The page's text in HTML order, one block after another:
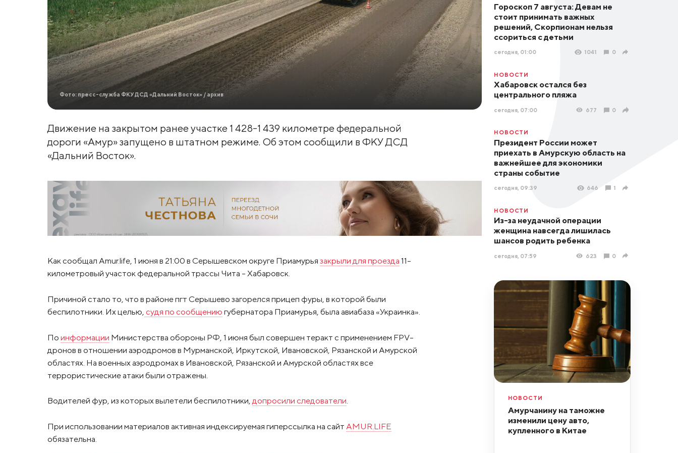
Фото: пресс-служба ФКУ ДСД «Дальний Восток» / архив
Движение на закрытом ранее участке 1 428-1 439 километре федеральной
дороги «Амур» запущено в штатном режиме. Об этом сообщили в ФКУ ДСД
«Дальний Восток».
Как сообщал Amur.life, 1 июня в 21:00 в Серышевском округе Приамурья закрыли для проезда 11-
километровый участок федеральной трассы Чита – Хабаровск.
Причиной стало то, что в районе пгт Серышево загорелся прицеп фуры, в которой были
беспилотники. Их целью, судя по сообщению губернатора Приамурья, была авиабаза «Украинка».
По информации Министерства обороны РФ, 1 июня был совершен теракт с применением FPV-
дронов в отношении аэродромов в Мурманской, Иркутской, Ивановской, Рязанской и Амурской
областях. На военных аэродромах в Ивановской, Рязанской и Амурской областях все
террористические атаки были отражены.
Водителей фур, из которых вылетели беспилотники,допросили следователи.
При использовании материалов активная индексируемая гиперссылка на сайт AMUR.LIFE
обязательна.
Гороскоп 7 августа: Девам не
стоит принимать важных
решений, Скорпионам нельзя
ссориться с детьми
сегодня, 01:00 1041 0
НОВОСТИ
Хабаровск остался без
центрального пляжа
сегодня, 07:00 677 0
НОВОСТИ
Президент России может
приехать в Амурскую область на
важнейшее для экономики
страны событие
сегодня, 09:39 646 1
НОВОСТИ
Из-за неудачной операции
женщина навсегда лишилась
шансов родить ребенка
сегодня, 07:59 623 0
НОВОСТИ
Амурчанину на таможне
изменили цену авто,
купленного в Китае